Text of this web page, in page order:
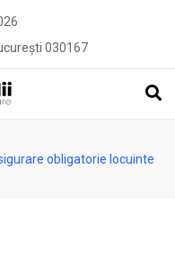
030167
obligatorie locuinte